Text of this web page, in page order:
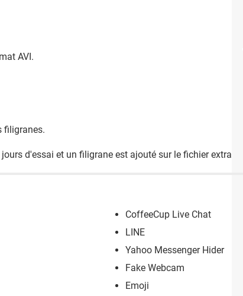
AVI.
filigranes.
jours d'essai et un filigrane est ajouté sur le fichier extrait.
CoffeeCup Live Chat
LINE
Yahoo Messenger Hider
Fake Webcam
Emoji